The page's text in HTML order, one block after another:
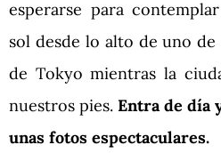
esperarse para
sol desde lo alto de uno
de Tokyo mientras la
nuestros pies. Entra de día
unas fotos espectaculares.